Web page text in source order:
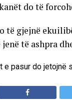
do të
të gjejnë
të ashpra